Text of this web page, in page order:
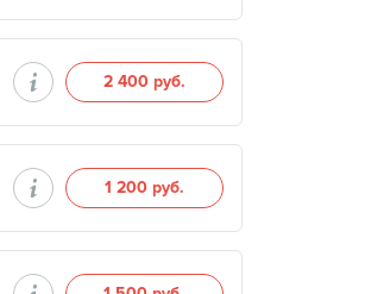
2 400 руб.
1 200 руб.